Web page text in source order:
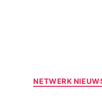
NETWERK